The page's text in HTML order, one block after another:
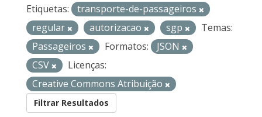
Etiquetas:
transporte-de-passageiros
regular
autorizacao sgp
Temas:
Passageiros
Formatos:
JSON
CSV
Licenças:
Creative Commons Atribuição
Filtrar Resultados